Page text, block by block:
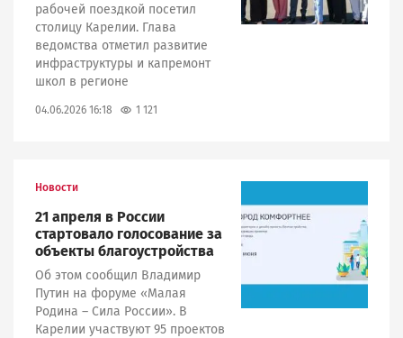
рабочей поездкой посетил
столицу Карелии. Глава
ведомства отметил развитие
инфраструктуры и капремонт
школ в регионе
04.06.2026 16:18 1 121
Новости
21 апреля в России
стартовало голосование за
объекты благоустройства
Об этом сообщил Владимир
Путин на форуме «Малая
Родина – Сила России». В
Карелии участвуют 95 проектов